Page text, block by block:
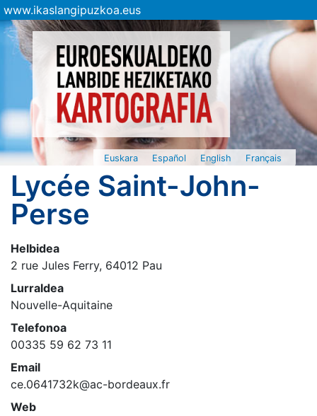
www.ikaslangipuzkoa.eus
Euskara Español English Français
Lycée Saint-John-
Perse
Helbidea
2 rue Jules Ferry, 64012 Pau
Lurraldea
Nouvelle-Aquitaine
Telefonoa
00335 59 62 73 11
Email
ce.0641732k@ac-bordeaux.fr
Web